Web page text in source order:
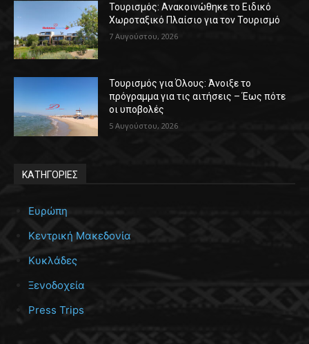
Τουρισμός: Ανακοινώθηκε το Ειδικό
Χωροταξικό Πλαίσιο για τον Τουρισμό
7 Αυγούστου, 2026
Τουρισμός για Όλους: Άνοιξε το
πρόγραμμα για τις αιτήσεις – Έως πότε
οι υποβολές
5 Αυγούστου, 2026
ΚΑΤΗΓΟΡΙΕΣ
Ευρώπη
Κεντρική Μακεδονία
Κυκλάδες
Ξενοδοχεία
Press Trips